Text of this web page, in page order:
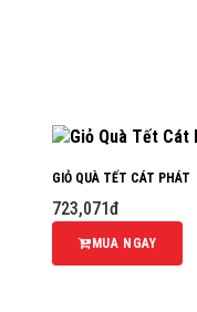
GIỎ QUÀ TẾT CÁT PHÁT
723,071đ
MUA NGAY